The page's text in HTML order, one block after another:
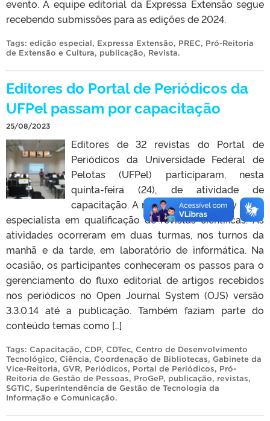
evento. A equipe editorial da Expressa Extensão segue
recebendo submissões para as edições de 2024.
Tags: edição especial, Expressa Extensão, PREC, Pró-Reitoria
de Extensão e Cultura, publicação, Revista.
Editores do Portal de Periódicos da
UFPel passam por capacitação
25/08/2023
Editores de 32 revistas do Portal de
Periódicos da Universidade Federal de
Pelotas (UFPel) participaram, nesta
quinta-feira (24), de atividade de
capacitação. A ministrante foi Suely Brito,
especialista em qualificação de revistas científicas. As
atividades ocorreram em duas turmas, nos turnos da
manhã e da tarde, em laboratório de informática. Na
ocasião, os participantes conheceram os passos para o
gerenciamento do fluxo editorial de artigos recebidos
nos periódicos no Open Journal System (OJS) versão
3.3.0.14 até a publicação. Também faziam parte do
conteúdo temas como […]
Tags: Capacitação, CDP, CDTec, Centro de Desenvolvimento
Tecnológico, Ciência, Coordenação de Bibliotecas, Gabinete da
Vice-Reitoria, GVR, Periódicos, Portal de Periódicos, Pró-
Reitoria de Gestão de Pessoas, ProGeP, publicação, revistas,
SGTIC, Superintendência de Gestão de Tecnologia da
Informação e Comunicação.